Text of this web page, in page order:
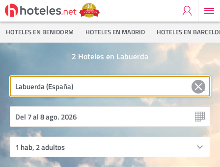
HOTELES EN BENIDORM HOTELES EN MADRID HOTELES EN
Hoteles en Labuerda
2